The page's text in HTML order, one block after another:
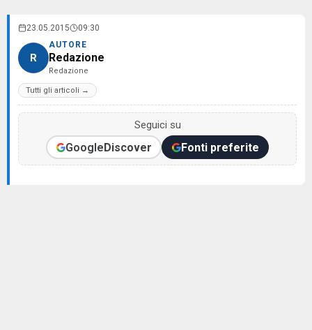
23.05.2015 09:30
R
AUTORE
Redazione
Redazione
Tutti gli articoli →
Seguici su
GoogleDiscover Fonti preferite